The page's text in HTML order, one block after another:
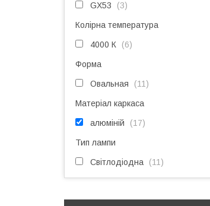
GX53 3
Колірна температура
4000 К 6
Форма
Овальная 11
Матеріал каркаса
алюміній 17
Тип лампи
Світлодіодна 11